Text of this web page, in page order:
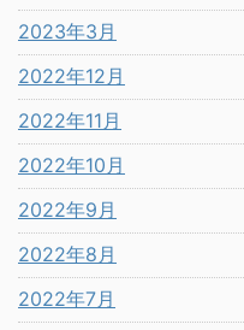
2023年3月
2022年12月
2022年11月
2022年10月
2022年9月
2022年8月
2022年7月